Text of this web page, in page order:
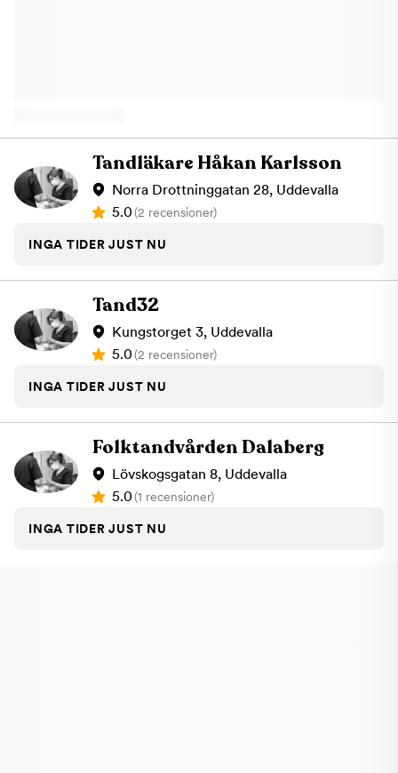
Tandläkare Håkan Karlsson
Norra Drottninggatan 28, Uddevalla
5.0(2 recensioner)
INGA TIDER JUST NU
Tand32
Kungstorget 3, Uddevalla
5.0(2 recensioner)
INGA TIDER JUST NU
Folktandvården Dalaberg
Lövskogsgatan 8, Uddevalla
5.0(1 recensioner)
INGA TIDER JUST NU